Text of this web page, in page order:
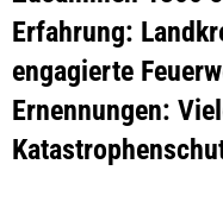
Erfahrung:
engagierte
Ernennungen: